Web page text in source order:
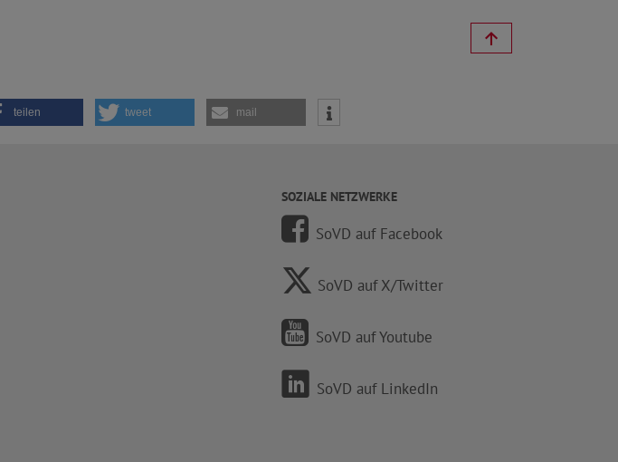
teilen tweet mail
SOZIALE NETZWERKE
SoVD auf Facebook
SoVD auf X/Twitter
SoVD auf Youtube
SoVD auf LinkedIn